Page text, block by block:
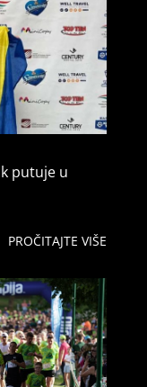
putuje u
PROČITAJTE VIŠE